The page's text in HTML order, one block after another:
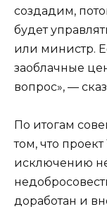
создадим,
будет
или министр.
заоблачные
вопрос», —
По итогам
том, что
исключению
доработан и